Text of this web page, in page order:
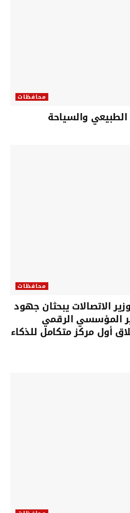
محافظات
والسياحة
محافظات
الاتصالات يبحثان جهود
المؤسسي الرقمي
أول مركز متكامل للذكاء